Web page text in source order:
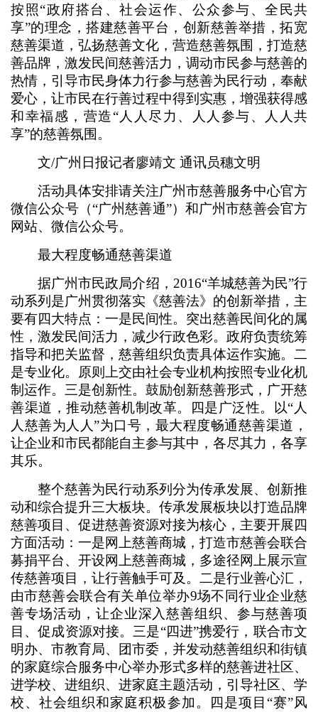
按照“政府搭台、社会运作、公众参与、全民共
享”的理念，搭建慈善平台，创新慈善举措，拓宽
慈善渠道，弘扬慈善文化，营造慈善氛围，打造慈
善品牌，激发民间慈善活力，调动市民参与慈善的
热情，引导市民身体力行参与慈善为民行动，奉献
爱心，让市民在行善过程中得到实惠，增强获得感
和幸福感，营造“人人尽力、人人参与、人人共
享”的慈善氛围。
文/广州日报记者廖靖文 通讯员穗文明
活动具体安排请关注广州市慈善服务中心官方
微信公众号（“广州慈善通”）和广州市慈善会官方
网站、微信公众号。
最大程度畅通慈善渠道
据广州市民政局介绍，2016“羊城慈善为民”行
动系列是广州贯彻落实《慈善法》的创新举措，主
要有四大特点：一是民间性。突出慈善民间化的属
性，激发民间活力，减少行政色彩。政府负责统筹
指导和把关监督，慈善组织负责具体运作实施。二
是专业化。原则上交由社会专业机构按照专业化机
制运作。三是创新性。鼓励创新慈善形式，广开慈
善渠道，推动慈善机制改革。四是广泛性。以“人
人慈善为人人”为口号，最大程度畅通慈善渠道，
让企业和市民都能自主参与其中，各尽其力，各享
其乐。
整个慈善为民行动系列分为传承发展、创新推
动和综合提升三大板块。传承发展板块以打造品牌
慈善项目、促进慈善资源对接为核心，主要开展四
方面活动：一是网上慈善商城，打造市慈善会联合
募捐平台、开设网上慈善商城，多途径网上展示宣
传慈善项目，让行善触手可及。二是行业善心汇，
由市慈善会联合有关单位举办9场不同行业企业慈
善专场活动，让企业深入慈善组织、参与慈善项
目、促成资源对接。三是“四进”携爱行，联合市文
明办、市教育局、团市委，并发动慈善组织和街镇
的家庭综合服务中心举办形式多样的慈善进社区、
进学校、进组织、进家庭主题活动，引导社区、学
校、社会组织和家庭积极参加。四是项目“赛”风